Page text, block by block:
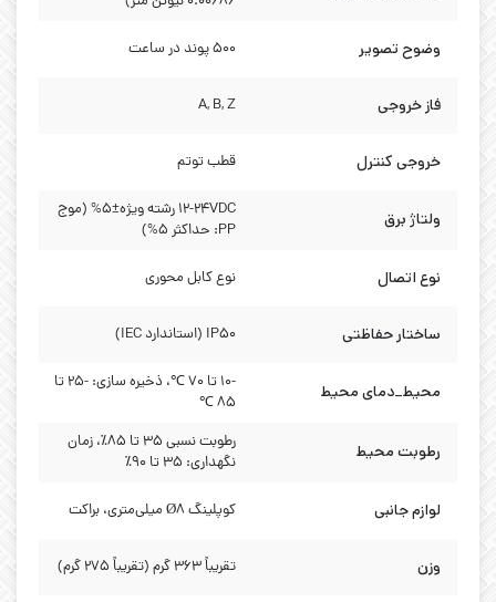
وضوح تصویر 500 پوند در ساعت
فاز خروجی A, B, Z
خروجی کنترل قطب توتم
ولتاژ برق
12-24VDC رشته ویژه±5% (موج
PP: حداکثر 5%)
نوع اتصال نوع کابل محوری
ساختار حفاظتی IP50 (استاندارد IEC)
محیط_دمای محیط
-10 تا 70 ℃، ذخیره سازی: -25 تا
85 ℃
رطوبت محیط
رطوبت نسبی ۳۵ تا ۸۵٪، زمان
نگهداری: ۳۵ تا ۹۰٪
لوازم جانبی کوپلینگ Ø8 میلی‌متری، براکت
وزن تقریباً ۳۶۳ گرم (تقریباً ۲۷۵ گرم)